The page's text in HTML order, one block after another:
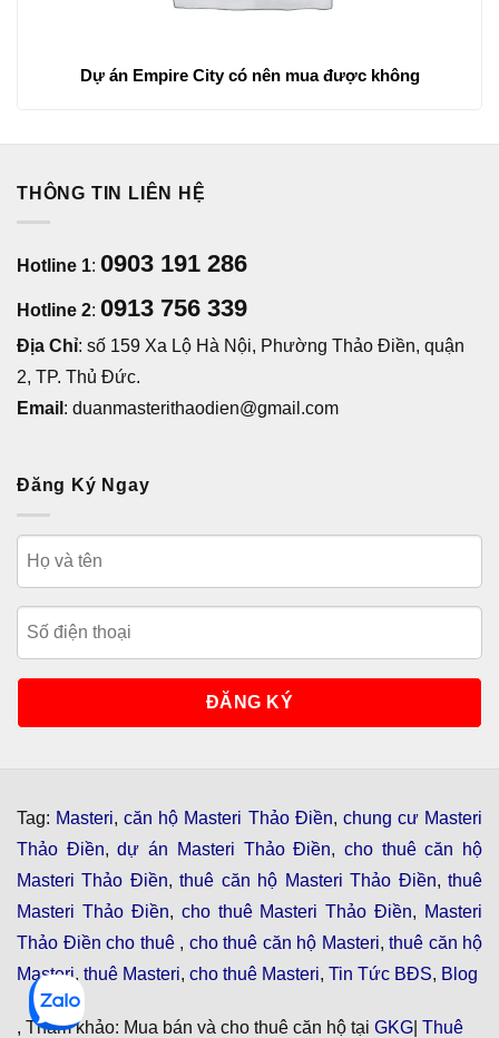
Dự án Empire City có nên mua được không
THÔNG TIN LIÊN HỆ
Hotline 1: 0903 191 286
Hotline 2: 0913 756 339
Địa Chỉ: số 159 Xa Lộ Hà Nội, Phường Thảo Điền, quận
2, TP. Thủ Đức.
Email : duanmasterithaodien@gmail.com
Đăng Ký Ngay
Tag: Masteri,căn hộ Masteri Thảo Điền, chung cư Masteri
Thảo Điền,dự án Masteri Thảo Điền, cho thuê căn hộ
Masteri Thảo Điền,thuê căn hộ Masteri Thảo Điền,thuê
Masteri Thảo Điền, cho thuê Masteri Thảo Điền, Masteri
Thảo Điền cho thuê , cho thuê căn hộ Masteri, thuê căn hộ
Masteri, thuê Masteri, cho thuê Masteri, Tin Tức BĐS, Blog
, Tham khảo: Mua bán và cho thuê căn hộ tại GKG Thuê